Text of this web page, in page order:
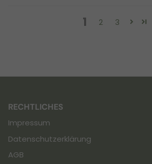
1 2 3
RECHTLICHES
Impressum
Datenschutzerklärung
AGB